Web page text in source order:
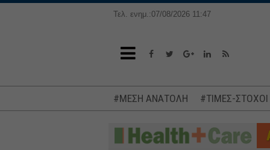
Τελ. ενημ.:07/08/2026 11:47
#ΜΕΣΗ ΑΝΑΤΟΛΗ #ΤΙΜΕΣ-